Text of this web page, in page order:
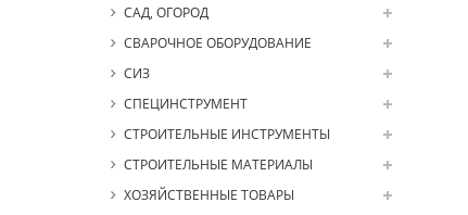
САД, ОГОРОД
СВАРОЧНОЕ ОБОРУДОВАНИЕ
СИЗ
СПЕЦИНСТРУМЕНТ
СТРОИТЕЛЬНЫЕ ИНСТРУМЕНТЫ
СТРОИТЕЛЬНЫЕ МАТЕРИАЛЫ
ХОЗЯЙСТВЕННЫЕ ТОВАРЫ